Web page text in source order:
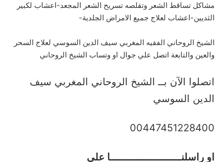
مشاكل تساقط الشعر وتقلصه تسريح الشعر المجعد-اعشاب لكبير
الثديين-اعشاب لعلاج جميع الامراض الجلدية-
الشيخ الروحاني الفقيه المغربي سيف الدين السوسي لعلاج السحر
والعين والتابعة اتصل علي جوال او وتساب الشيخ الروحاني
اتصلوا الآن بــ الشيخ الروحاني المغربي سيف
الدين السوسي
00447451228400
او راسلنــــــــــــــــــــــــا علي